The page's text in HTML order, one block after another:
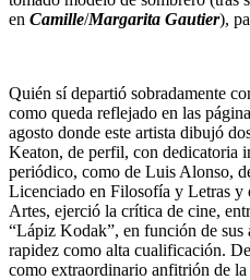
en Camille/Margarita Gautier),
Quién sí departió sobradamente
como queda reflejado en las
agosto donde este artista dibujó
Keaton, de perfil, con dedicatoria
periódico, como de Luis Alonso,
Licenciado en Filosofía y Letras y
Artes, ejerció la crítica de cine,
“Lápiz Kodak”, en función de sus
rapidez como alta cualificación.
como extraordinario anfitrión de la